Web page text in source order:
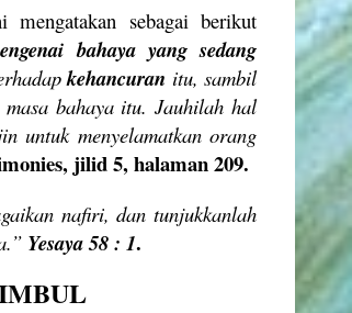
sebagai berikut
bahaya yang sedang
kehancuran itu, sambil
bahaya itu. Jauhilah hal
untuk menyelamatkan orang
jilid 5, halaman 209.
nafiri, dan tunjukkanlah
Yesaya 58 : 1.